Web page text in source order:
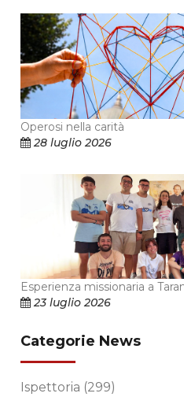
Operosi nella carità
28 luglio 2026
Esperienza missionaria a
23 luglio 2026
Categorie News
Ispettoria (299)